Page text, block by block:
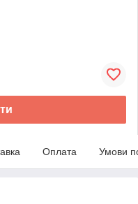
Оплата Умови